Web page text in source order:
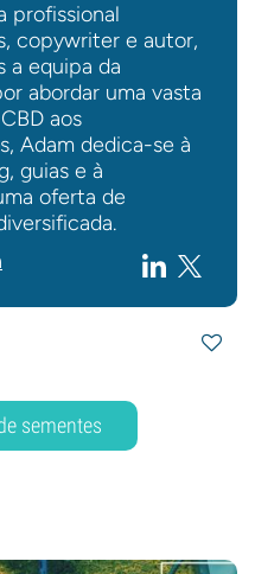
profissional
copywriter e autor,
a equipa da
abordar uma vasta
aos
Adam dedica-se à
guias e à
oferta de
sementes